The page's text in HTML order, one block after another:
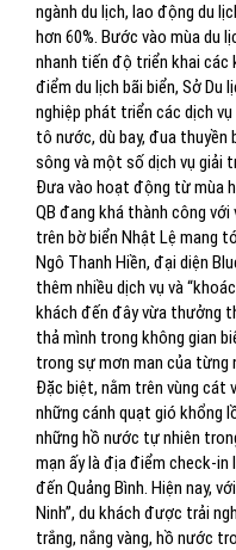
ngành du lịch, lao động du
hơn 60%. Bước vào mùa du
nhanh tiến độ triển khai
điểm du lịch bãi biển, Sở Du
nghiệp phát triển các dịch
tô nước, dù bay, đua thuyền
sông và một số dịch vụ giải
Đưa vào hoạt động từ mùa
QB đang khá thành công
trên bờ biển Nhật Lệ mang
Ngô Thanh Hiền, đại diện
thêm nhiều dịch vụ và
khách đến đây vừa thưởng
thả mình trong không gian
trong sự mơn man của từng
Đặc biệt, nằm trên vùng cát
những cánh quạt gió khổng
những hồ nước tự nhiên
mạn ấy là địa điểm check-
đến Quảng Bình. Hiện nay,
Ninh”, du khách được trải
trắng, nắng vàng, hồ nước